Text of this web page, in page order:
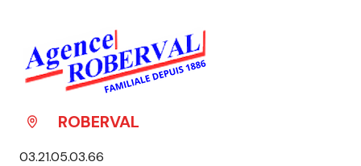
ROBERVAL
03.21.05.03.66